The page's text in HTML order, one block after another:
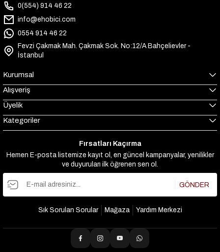
0(554) 914 46 22
info@ehobici.com
0554 914 46 22
Fevzi Çakmak Mah. Çakmak Sok. No:12/A Bahçelievler -
İstanbul
Kurumsal
Alışveriş
Üyelik
Kategoriler
Fırsatları Kaçırma
Hemen E-posta listemize kayıt ol, en güncel kampanyalar, yenilikler
ve duyuruları ilk öğrenen sen ol.
GÖNDER
Sık Sorulan Sorular Mağaza Yardım Merkezi